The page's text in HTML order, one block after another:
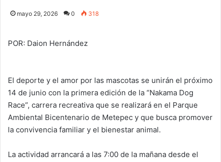
mayo 29, 2026 0 318
POR: Daion Hernández
El deporte y el amor por las mascotas se unirán el próximo
14 de junio con la primera edición de la “Nakama Dog
Race”, carrera recreativa que se realizará en el Parque
Ambiental Bicentenario de Metepec y que busca promover
la convivencia familiar y el bienestar animal.
La actividad arrancará a las 7:00 de la mañana desde el